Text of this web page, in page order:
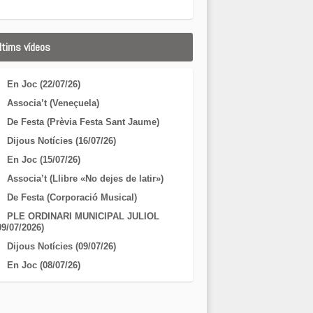
vídeos
En Joc (22/07/26)
Associa’t (Veneçuela)
De Festa (Prèvia Festa Sant Jaume)
Dijous Notícies (16/07/26)
En Joc (15/07/26)
Associa’t (Llibre «No dejes de latir»)
De Festa (Corporació Musical)
PLE ORDINARI MUNICIPAL JULIOL
07/2026)
Dijous Notícies (09/07/26)
En Joc (08/07/26)